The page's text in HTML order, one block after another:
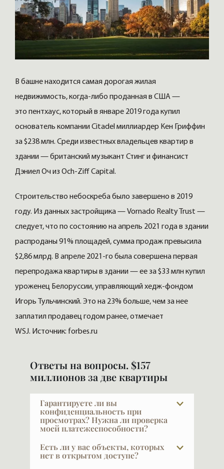
В башне находится самая дорогая жилая
недвижимость, когда-либо проданная в США —
это пентхаус, который в январе 2019 года купил
основатель компании Citadel миллиардер Кен Гриффин
за $238 млн. Среди известных владельцев квартир в
здании — британский музыкант Стинг и финансист
Дэниел Оч из Och-Ziff Capital.
Строительство небоскреба было завершено в 2019
году. Из данных застройщика — Vornado Realty Trust —
следует, что по состоянию на апрель 2021 года в здании
распроданы 91% площадей, сумма продаж превысила
$2,86 млрд. В апреле 2021-го была совершена первая
перепродажа квартиры в здании — ее за $33 млн купил
уроженец Белоруссии, управляющий хедж-фондом
Игорь Тульчинский. Это на 23% больше, чем за нее
заплатил продавец годом ранее, отмечает
WSJ. Источник: forbes.ru
Ответы на вопросы. $157
миллионов за две квартиры
Гарантируете ли вы
конфиденциальность при
просмотрах? Нужна ли проверка
моей платежеспособности?
VIPFLAT 20 лет работает с VIP-клиентами.
Они часто закрыты и не публичны — мы
Есть ли у вас объекты, которых
нет в открытом доступе?